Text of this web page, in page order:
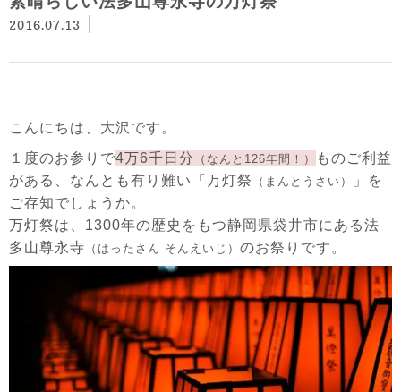
2016.07.13
こんにちは、大沢です。
１度のお参りで4万6千日分 （なんと126年間！）
ものご利益
がある、なんとも有り難い「 万灯祭 （まんとうさい）
」を
ご存知でしょうか。
万灯祭は、1300年の歴史をもつ静岡県袋井市にある法
多山尊永寺 （はったさん そんえいじ） のお祭りです。